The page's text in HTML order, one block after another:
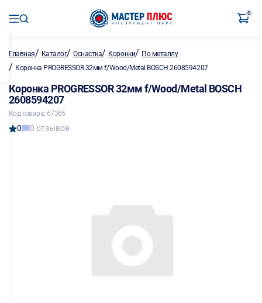
0
Главная/ Каталог/Оснастка/ Коронки/ По металлу
/ Коронка PROGRESSOR 32мм f/Wood/Metal BOSCH 2608594207
Коронка PROGRESSOR 32мм f/Wood/Metal BOSCH
2608594207
Код товара: 67365
0 0 отзывов